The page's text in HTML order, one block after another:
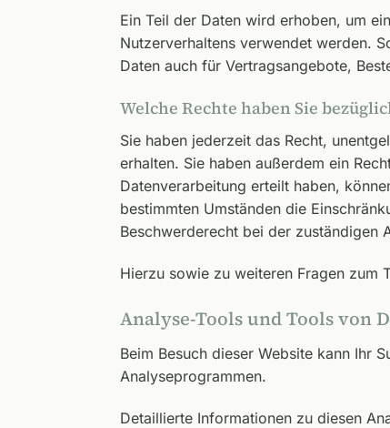
Ein Teil der Daten wird erhoben, um
Nutzerverhaltens verwendet werden.
Daten auch für Vertragsangebote,
Welche Rechte haben Sie
Sie haben jederzeit das Recht,
erhalten. Sie haben außerdem ein
Datenverarbeitung erteilt haben,
bestimmten Umständen die
Beschwerderecht bei der zuständigen
Hierzu sowie zu weiteren Fragen zum
Analyse-Tools und Tools von
Beim Besuch dieser Website kann Ihr
Analyseprogrammen.
Detaillierte Informationen zu diesen